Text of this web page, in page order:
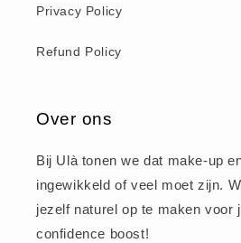
Privacy Policy
Refund Policy
Over ons
Bij Ulà tonen we dat make-up
ingewikkeld of veel moet zijn.
jezelf naturel op te maken voor
confidence boost!